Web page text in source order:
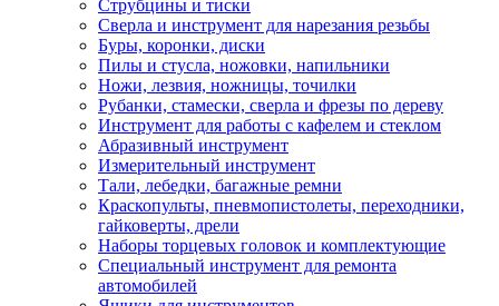
Струбцины и тиски
Сверла и инструмент для нарезания резьбы
Буры, коронки, диски
Пилы и стусла, ножовки, напильники
Ножи, лезвия, ножницы, точилки
Рубанки, стамески, сверла и фрезы по дереву
Инструмент для работы с кафелем и стеклом
Абразивный инструмент
Измерительный инструмент
Тали, лебедки, багажные ремни
Краскопульты, пневмопистолеты, переходники,
гайковерты, дрели
Наборы торцевых головок и комплектующие
Специальный инструмент для ремонта
автомобилей